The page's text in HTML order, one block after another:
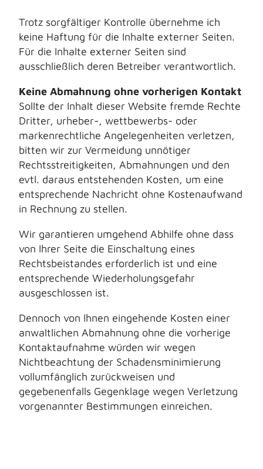
Trotz sorgfältiger Kontrolle übernehme ich
keine Haftung für die Inhalte externer Seiten.
Für die Inhalte externer Seiten sind
ausschließlich deren Betreiber verantwortlich.
Keine Abmahnung ohne vorherigen Kontakt
Sollte der Inhalt dieser Website fremde Rechte
Dritter, urheber-, wettbewerbs- oder
markenrechtliche Angelegenheiten verletzen,
bitten wir zur Vermeidung unnötiger
Rechtsstreitigkeiten, Abmahnungen und den
evtl. daraus entstehenden Kosten, um eine
entsprechende Nachricht ohne Kostenaufwand
in Rechnung zu stellen.
Wir garantieren umgehend Abhilfe ohne dass
von Ihrer Seite die Einschaltung eines
Rechtsbeistandes erforderlich ist und eine
entsprechende Wiederholungsgefahr
ausgeschlossen ist.
Dennoch von Ihnen eingehende Kosten einer
anwaltlichen Abmahnung ohne die vorherige
Kontaktaufnahme würden wir wegen
Nichtbeachtung der Schadensminimierung
vollumfänglich zurückweisen und
gegebenenfalls Gegenklage wegen Verletzung
vorgenannter Bestimmungen einreichen.